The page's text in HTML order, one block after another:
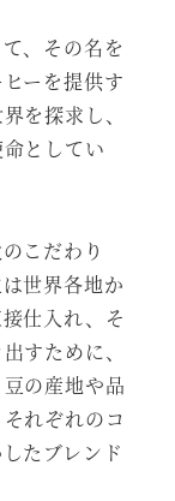
、その名を
ーを提供す
を探求し、
としてい
こだわり
世界各地か
仕入れ、そ
すために、
の産地や品
れぞれのコ
たブレンド